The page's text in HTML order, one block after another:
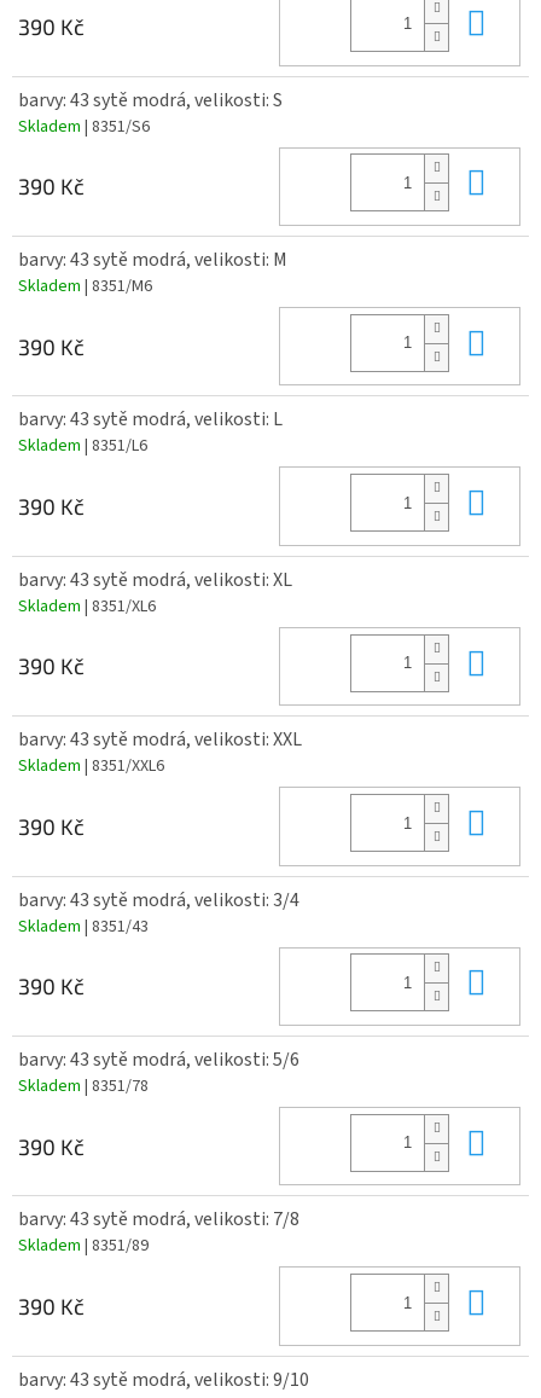
390 Kč
barvy: 43 sytě modrá, velikosti: S
Skladem | 8351/S6
390 Kč
barvy: 43 sytě modrá, velikosti: M
Skladem | 8351/M6
390 Kč
barvy: 43 sytě modrá, velikosti: L
Skladem | 8351/L6
390 Kč
barvy: 43 sytě modrá, velikosti: XL
Skladem | 8351/XL6
390 Kč
barvy: 43 sytě modrá, velikosti: XXL
Skladem | 8351/XXL6
390 Kč
barvy: 43 sytě modrá, velikosti: 3/4
Skladem | 8351/43
390 Kč
barvy: 43 sytě modrá, velikosti: 5/6
Skladem | 8351/78
390 Kč
barvy: 43 sytě modrá, velikosti: 7/8
Skladem | 8351/89
390 Kč
barvy: 43 sytě modrá, velikosti: 9/10